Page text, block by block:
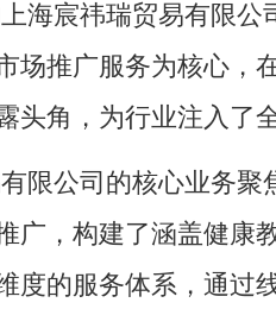
海宸祎瑞贸易有限公
场推广服务为核心，
头角，为行业注入了
限公司的核心业务聚
广，构建了涵盖健康
度的服务体系，通过